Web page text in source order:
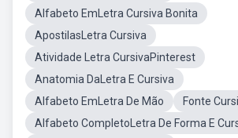
Alfabeto EmLetra Cursiva Bonita
ApostilasLetra Cursiva
Atividade Letra CursivaPinterest
Anatomia DaLetra E Cursiva
Alfabeto EmLetra De Mão
Fonte
Alfabeto CompletoLetra De Forma E